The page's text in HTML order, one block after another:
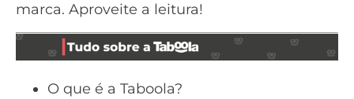
marca. Aproveite a leitura!
O que é a Taboola?